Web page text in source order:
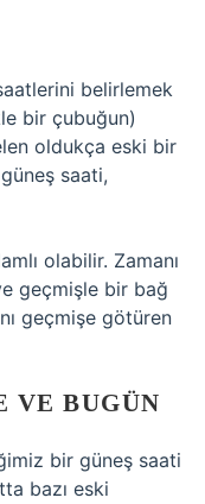
belirlemek
bir çubuğun)
oldukça eski bir
saati,
olabilir. Zamanı
geçmişle bir bağ
geçmişe götüren
VE BUGÜN
bir güneş saati
bazı eski